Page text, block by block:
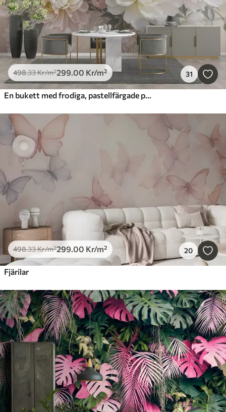
498.33Kr/m²299.00 Kr/m² 31
En bukett med frodiga, pastellfärgade pioner och andra blommor mot en mjuk, suddig bakgrund
498.33Kr/m²299 .00 Kr/m² 20
Fjärilar